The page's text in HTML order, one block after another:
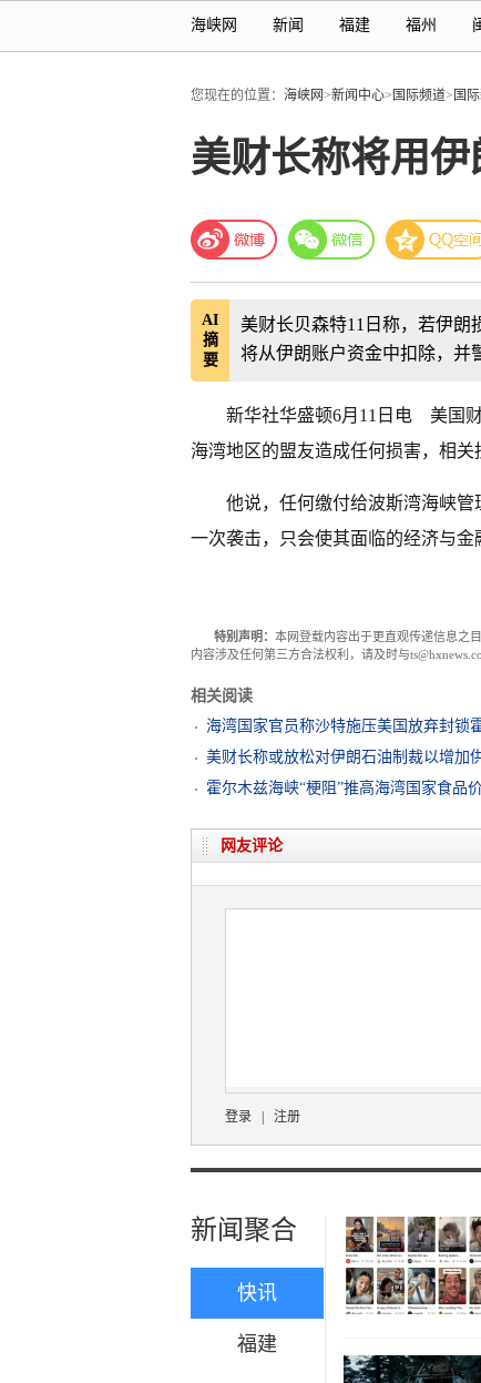
海峡网 新闻 福建 福州
您现在的位置： 海峡网>新闻中心> 国际频道> 国
美财长称将用
AI
摘
要
美财长贝森特11日称，若伊朗
将从伊朗账户资金中扣除，并
新华社华盛顿6月11日电 美国
海湾地区的盟友造成任何损害，相关
他说，任何缴付给波斯湾海峡
一次袭击，只会使其面临的经济与金
特别声明： 本网登载内容出于更直观传递信息之
内容涉及任何第三方合法权利，请及时与
相关阅读
海湾国家官员称沙特施压美国放弃封锁
美财长称或放松对伊朗石油制裁以增加
霍尔木兹海峡“梗阻”推高海湾国家食品
网友评论
登录 注册
新闻聚合
快讯
福建